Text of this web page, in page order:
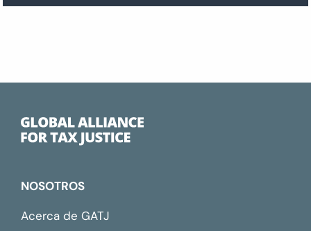
NOSOTROS
Acerca de GATJ